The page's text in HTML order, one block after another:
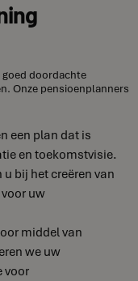
goed doordachte
Onze pensioenplanners
een plan dat is
en toekomstvisie.
u bij het creëren van
uw
middel van
we uw
voor